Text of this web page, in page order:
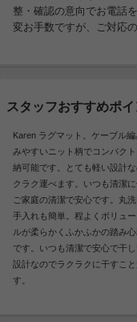
整・確認の意向でお電話
変お手数ですが、ご対応
スタッフおすすめポイ
Karen ラグマット。ケーブル
みやすいニット柄でコンパク
納可能です。とても軽い設計
クラク運べます。いつも清潔
ご家庭の清潔で安心です。丸
手入れも簡単。程よくボリュ
ルが柔らかくふかふかの踏み
です。いつも清潔で安心で干
設計なのでラクラクに干すこ
す。